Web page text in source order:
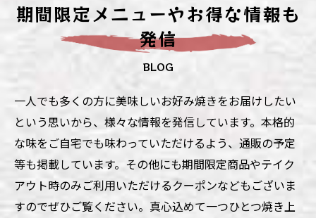
期間限定メニューやお得な情報も
発信
BLOG
一人でも多くの方に美味しいお好み焼きをお届けしたい
という思いから、様々な情報を発信しています。本格的
な味をご自宅でも味わっていただけるよう、通販の予定
等も掲載しています。その他にも期間限定商品やテイク
アウト時のみご利用いただけるクーポンなどもございま
すのでぜひご覧ください。真心込めて一つひとつ焼き上